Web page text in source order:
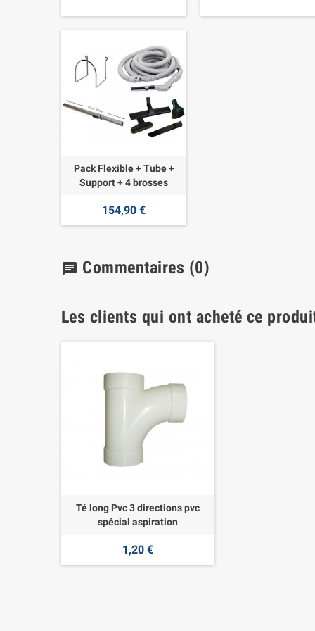
Pack Flexible + Tube +
Support + 4 brosses
154,90 €
chat Commentaires (0)
Les clients qui ont acheté ce
Té long Pvc 3 directions pvc
spécial aspiration
1,20 €